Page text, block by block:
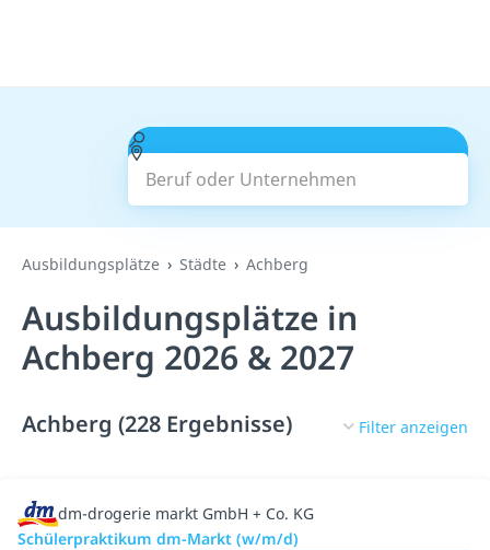
Beruf oder Unternehmen
Suchen
Ausbildungsplätze Städte Achberg
Ausbildungsplätze in
Achberg 2026 & 2027
Achberg (228 Ergebnisse) Filter anzeigen
dm-drogerie markt GmbH + Co. KG
Schülerpraktikum dm-Markt (w/m/d)